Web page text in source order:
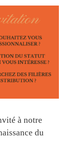
à notre
du